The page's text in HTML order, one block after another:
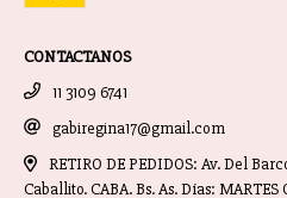
CONTACTANOS
11 3109 6741
gabiregina17@gmail.com
RETIRO DE PEDIDOS: Av. Del
Caballito. CABA. Bs. As. Días: MARTES